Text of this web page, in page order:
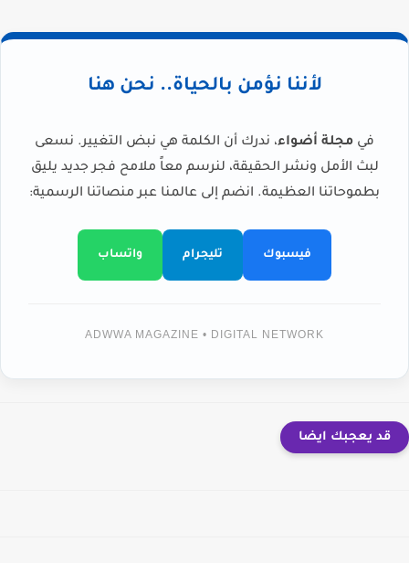
لأننا نؤمن بالحياة.. نحن هنا
في مجلة أضواء، ندرك أن الكلمة هي نبض التغيير. نسعى
لبث الأمل ونشر الحقيقة، لنرسم معاً ملامح فجر جديد يليق
بطموحاتنا العظيمة. انضم إلى عالمنا عبر منصاتنا الرسمية:
فيسبوك تليجرام واتساب
ADWWA MAGAZINE • DIGITAL NETWORK
قد يعجبك ايضا